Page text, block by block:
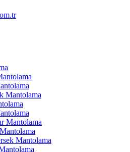
Mantolama
Mantolama
Mantolama